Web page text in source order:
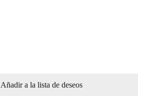
Añadir a la lista de deseos